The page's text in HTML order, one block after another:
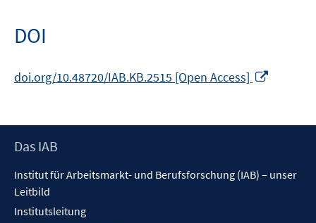
öffnen
DOI
doi.org/10.48720/IAB.KB.2515 [Open Access]
öffnen
Footer
Das IAB
Institut für Arbeitsmarkt- und Berufsforschung (IAB) – unser
Leitbild
Institutsleitung